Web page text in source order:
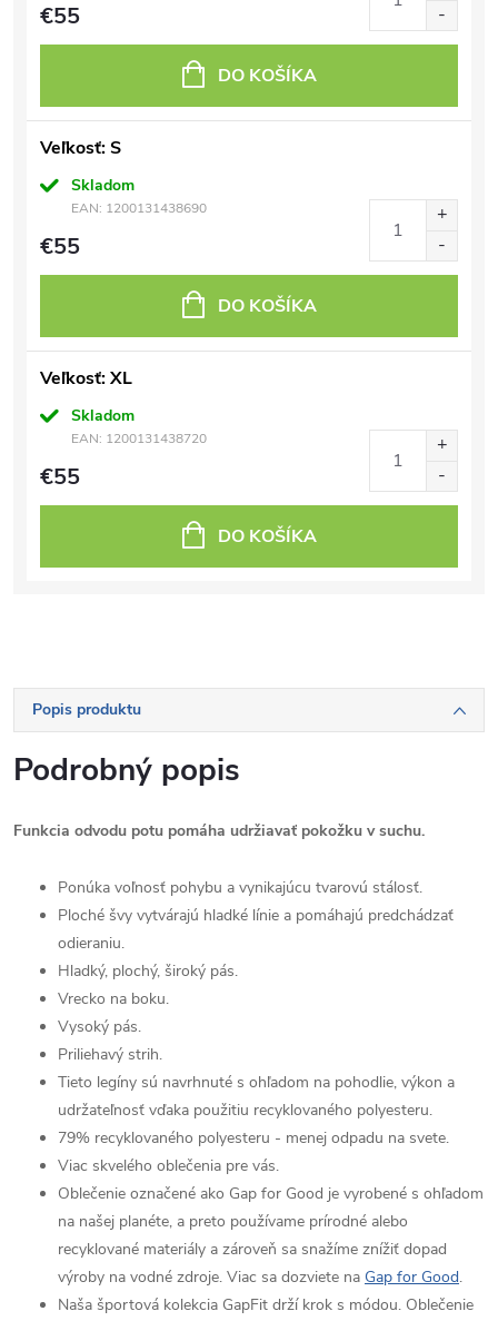
€55
DO KOŠÍKA
Veľkosť: S
Skladom
EAN: 1200131438690
€55
DO KOŠÍKA
Veľkosť: XL
Skladom
EAN: 1200131438720
€55
DO KOŠÍKA
Popis produktu
Podrobný popis
Funkcia odvodu potu pomáha udržiavať pokožku v suchu.
Ponúka voľnosť pohybu a vynikajúcu tvarovú stálosť.
Ploché švy vytvárajú hladké línie a pomáhajú predchádzať
odieraniu.
Hladký, plochý, široký pás.
Vrecko na boku.
Vysoký pás.
Priliehavý strih.
Tieto legíny sú navrhnuté s ohľadom na pohodlie, výkon a
udržateľnosť vďaka použitiu recyklovaného polyesteru.
79% recyklovaného polyesteru - menej odpadu na svete.
Viac skvelého oblečenia pre vás.
Oblečenie označené ako Gap for Good je vyrobené s ohľadom
na našej planéte, a preto používame prírodné alebo
recyklované materiály a zároveň sa snažíme znížiť dopad
výroby na vodné zdroje. Viac sa dozviete na Gap for Good.
Naša športová kolekcia GapFit drží krok s módou. Oblečenie